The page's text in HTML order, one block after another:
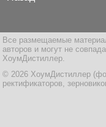
Все размещаемые
авторов и могут не
ХоумДистиллер.
© 2026 ХоумДистиллер
ректификаторов,